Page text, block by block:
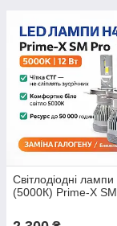
Світлодіодні лампи
(5000К) Prime-X